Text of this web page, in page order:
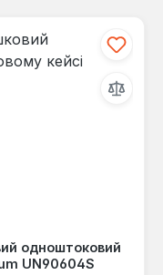
одноштоковий
UN90604S